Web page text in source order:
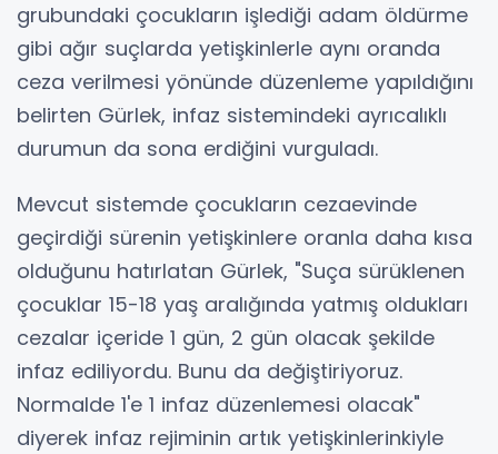
grubundaki çocukların işlediği adam öldürme
gibi ağır suçlarda yetişkinlerle aynı oranda
ceza verilmesi yönünde düzenleme yapıldığını
belirten Gürlek, infaz sistemindeki ayrıcalıklı
durumun da sona erdiğini vurguladı.
Mevcut sistemde çocukların cezaevinde
geçirdiği sürenin yetişkinlere oranla daha kısa
olduğunu hatırlatan Gürlek, "Suça sürüklenen
çocuklar 15-18 yaş aralığında yatmış oldukları
cezalar içeride 1 gün, 2 gün olacak şekilde
infaz ediliyordu. Bunu da değiştiriyoruz.
Normalde 1'e 1 infaz düzenlemesi olacak"
diyerek infaz rejiminin artık yetişkinlerinkiyle